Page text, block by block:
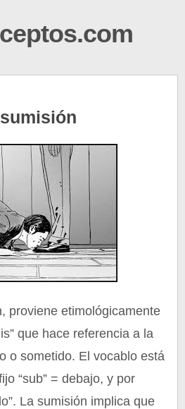
proviene etimológicamente
que hace referencia a la
o sometido. El vocablo está
“sub” = debajo, y por
La sumisión implica que